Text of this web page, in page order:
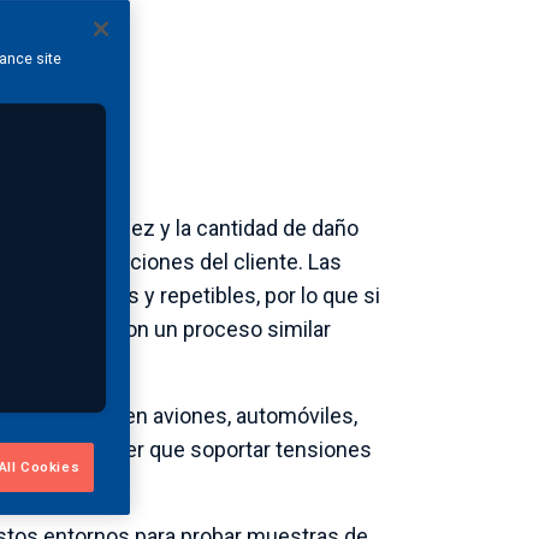
dureza, rigidez y la cantidad de daño
especificaciones del cliente. Las
y repetibles, por lo que si
con un proceso similar
utilizados en aviones, automóviles,
suelen tener que soportar tensiones
site
Cookies